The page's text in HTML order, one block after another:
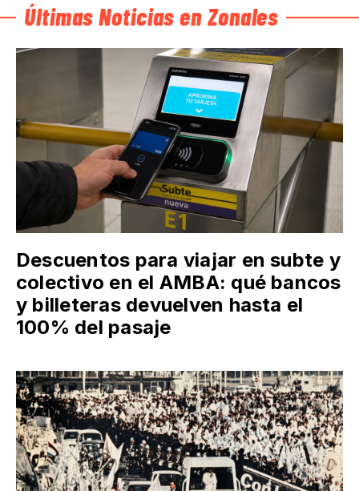
Últimas Noticias en Zonales
Descuentos para viajar en subte y
colectivo en el AMBA: qué bancos
y billeteras devuelven hasta el
100% del pasaje